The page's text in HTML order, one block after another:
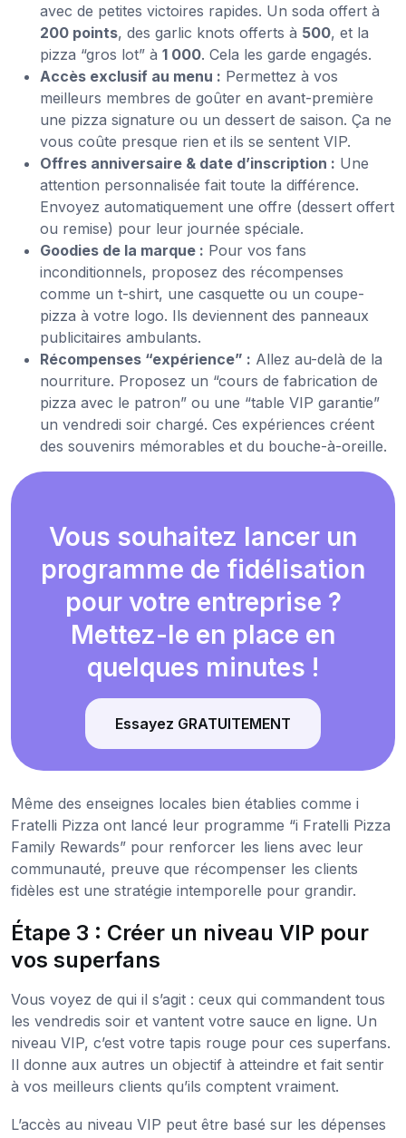
avec de petites victoires rapides. Un soda offert à
200 points, des garlic knots offerts à 500, et la
pizza “gros lot” à 1 000. Cela les garde engagés.
Accès exclusif au menu : Permettez à vos
meilleurs membres de goûter en avant-première
une pizza signature ou un dessert de saison. Ça ne
vous coûte presque rien et ils se sentent VIP.
Offres anniversaire & date d’inscription : Une
attention personnalisée fait toute la différence.
Envoyez automatiquement une offre (dessert offert
ou remise) pour leur journée spéciale.
Goodies de la marque : Pour vos fans
inconditionnels, proposez des récompenses
comme un t-shirt, une casquette ou un coupe-
pizza à votre logo. Ils deviennent des panneaux
publicitaires ambulants.
Récompenses “expérience” : Allez au-delà de la
nourriture. Proposez un “cours de fabrication de
pizza avec le patron” ou une “table VIP garantie”
un vendredi soir chargé. Ces expériences créent
des souvenirs mémorables et du bouche-à-oreille.
Vous souhaitez lancer un
programme de fidélisation
pour votre entreprise ?
Mettez-le en place en
quelques minutes !
Essayez GRATUITEMENT
Même des enseignes locales bien établies comme i
Fratelli Pizza ont lancé leur programme “i Fratelli Pizza
Family Rewards” pour renforcer les liens avec leur
communauté, preuve que récompenser les clients
fidèles est une stratégie intemporelle pour grandir.
Étape 3 : Créer un niveau VIP pour
vos superfans
Vous voyez de qui il s’agit : ceux qui commandent tous
les vendredis soir et vantent votre sauce en ligne. Un
niveau VIP, c’est votre tapis rouge pour ces superfans.
Il donne aux autres un objectif à atteindre et fait sentir
à vos meilleurs clients qu’ils comptent vraiment.
L’accès au niveau VIP peut être basé sur les dépenses